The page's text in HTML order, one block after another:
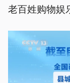
老百姓购物娱